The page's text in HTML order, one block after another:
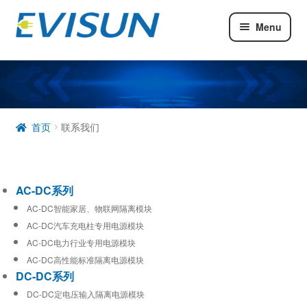
Menu
DC-DC系列
工业通信模块
首页 联系我们
AC-DC系列
AC-DC智能家居、物联网隔离模块
AC-DC汽车充电柱专用电源模块
AC-DC电力行业专用电源模块
AC-DC高性能标准隔离电源模块
DC-DC系列
DC-DC定电压输入隔离电源模块